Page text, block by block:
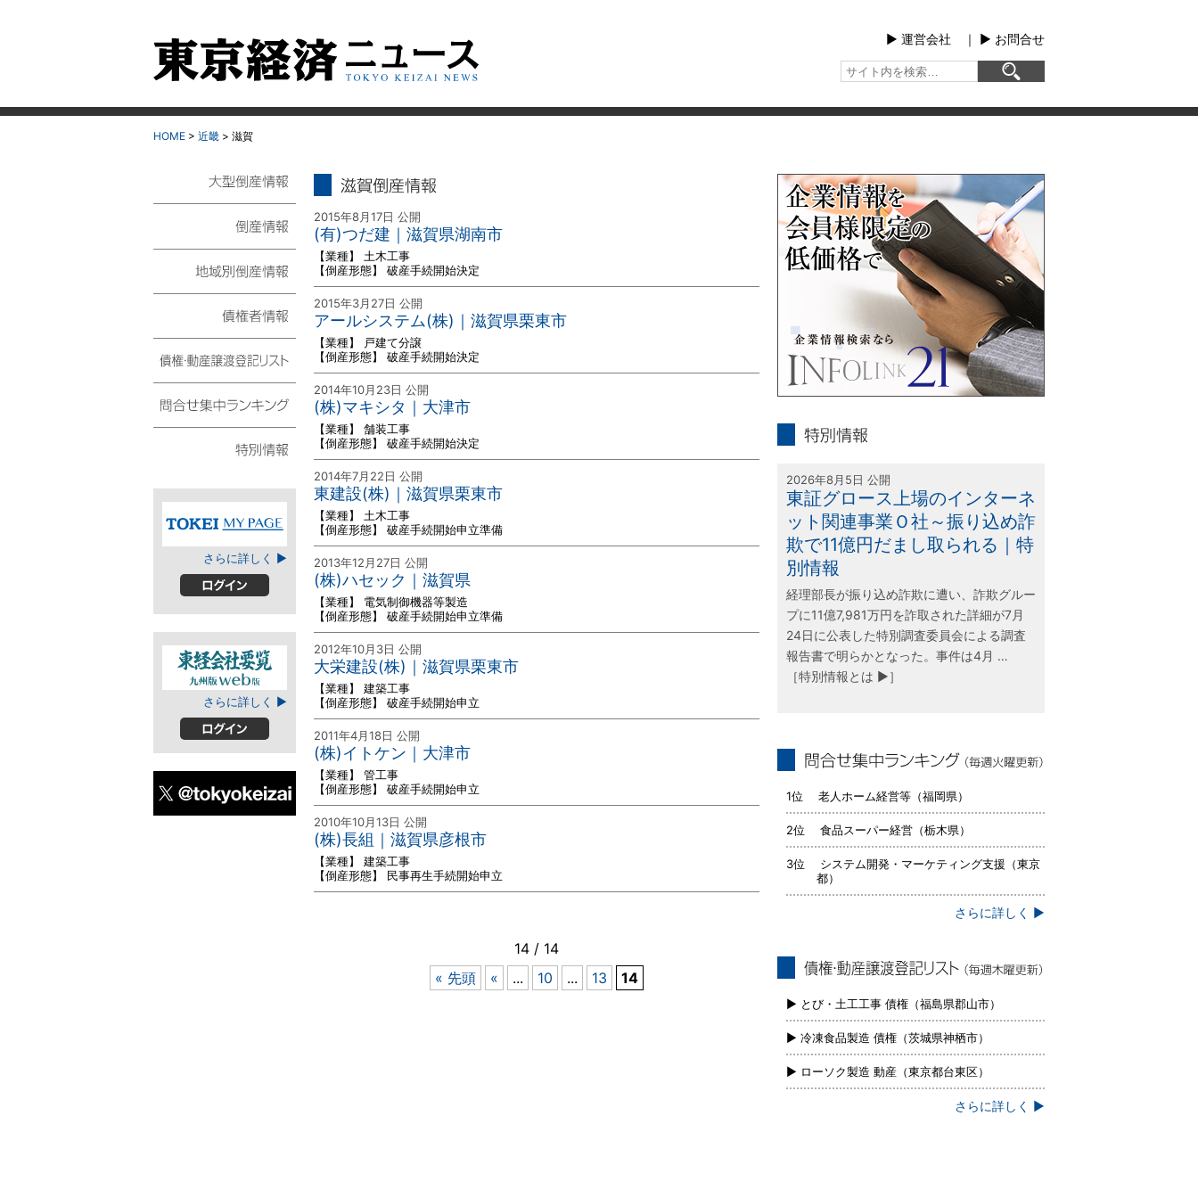
▶︎ 運営会社 ｜ ▶︎ お問合せ
HOME > 近畿 > 滋賀
滋賀 倒産情報
2015年8月17日 公開
(有)つだ建｜滋賀県湖南市
【業種】 土木工事
【倒産形態】 破産手続開始決定
2015年3月27日 公開
アールシステム(株)｜滋賀県栗東市
【業種】 戸建て分譲
【倒産形態】 破産手続開始決定
2014年10月23日 公開
(株)マキシタ｜大津市
【業種】 舗装工事
【倒産形態】 破産手続開始決定
2014年7月22日 公開
東建設(株)｜滋賀県栗東市
【業種】 土木工事
【倒産形態】 破産手続開始申立準備
2013年12月27日 公開
(株)ハセック｜滋賀県
【業種】 電気制御機器等製造
【倒産形態】 破産手続開始申立準備
2012年10月3日 公開
大栄建設(株)｜滋賀県栗東市
【業種】 建築工事
【倒産形態】 破産手続開始申立
2011年4月18日 公開
(株)イトケン｜大津市
【業種】 管工事
【倒産形態】 破産手続開始申立
2010年10月13日 公開
(株)長組｜滋賀県彦根市
【業種】 建築工事
【倒産形態】 民事再生手続開始申立
14 / 14
« 先頭
« ... 10 ... 13 14
スト
TOKEIマイページ
さらに詳しく ▶
東経会社要覧web
さらに詳しく ▶
ログイン
2026年8月5日 公開
東証グロース上場のインターネ
ット関連事業Ｏ社～振り込め詐
欺で11億円だまし取られる｜特
別情報
経理部長が振り込め詐欺に遭い、詐欺グルー
プに11億7,981万円を詐取された詳細が7月
24日に公表した特別調査委員会による調査
報告書で明らかとなった。事件は4月 …
［特別情報とは ▶］
1位 老人ホーム経営等（福岡県）
2位 食品スーパー経営（栃木県）
3位 システム開発・マーケティング支援（東京
都）
さらに詳しく ▶
新）
▶ とび・土工工事 債権（福島県郡山市）
▶ 冷凍食品製造 債権（茨城県神栖市）
▶ ローソク製造 動産（東京都台東区）
さらに詳しく ▶